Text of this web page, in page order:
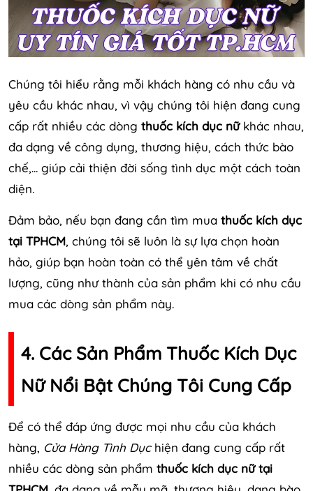
Chúng tôi hiểu rằng mỗi khách hàng có nhu cầu và
yêu cầu khác nhau, vì vậy chúng tôi hiện đang cung
cấp rất nhiều các dòng thuốc kích dục nữkhác nhau,
đa dạng về công dụng, thương hiệu, cách thức bào
chế,... giúp cải thiện đời sống tình dục một cách toàn
diện.
Đảm bảo, nếu bạn đang cần tìm mua thuốc kích dục
tại TPHCM, chúng tôi sẽ luôn là sự lựa chọn hoàn
hảo, giúp bạn hoàn toàn có thể yên tâm về chất
lượng, cũng như thành của sản phẩm khi có nhu cầu
mua các dòng sản phẩm này.
4. Các Sản Phẩm Thuốc Kích Dục
Nữ Nổi Bật Chúng Tôi Cung Cấp
Để có thể đáp ứng được mọi nhu cầu của khách
hàng, Cửa Hàng Tình Dụchiện đang cung cấp rất
nhiều các dòng sản phẩm thuốc kích dục nữ tại